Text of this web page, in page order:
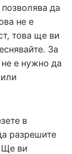
да
не е
това ще ви
За
не е нужно да
в
разрешите
Ще ви